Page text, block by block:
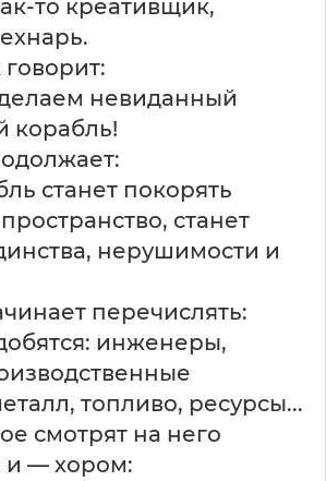
то креативщик,
невиданный
корабль!
станет покорять
станет
нерушимости и
перечислять:
инженеры,
топливо, ресурсы...
смотрят на него
и — хором: